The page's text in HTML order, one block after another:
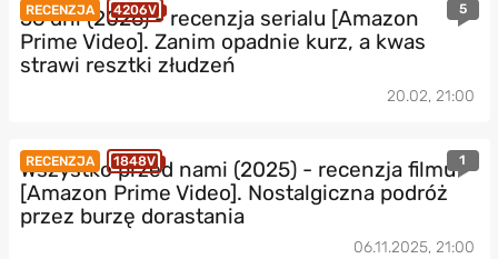
RECENZJA 4206V 5
56 dni (2026) - recenzja serialu [Amazon
Prime Video]. Zanim opadnie kurz, a kwas
strawi resztki złudzeń
20.02, 21:00
RECENZJA 1848V 1
Wszystko przed nami (2025) - recenzja filmu
[Amazon Prime Video]. Nostalgiczna podróż
przez burzę dorastania
06.11.2025, 21:00